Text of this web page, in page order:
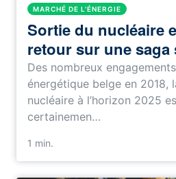
MARCHÉ DE L'ÉNERGIE
Sortie du nucléaire
retour sur une saga
Des nombreux
énergétique belge en 2018,
nucléaire à l’horizon 2025
certainemen…
1 min.